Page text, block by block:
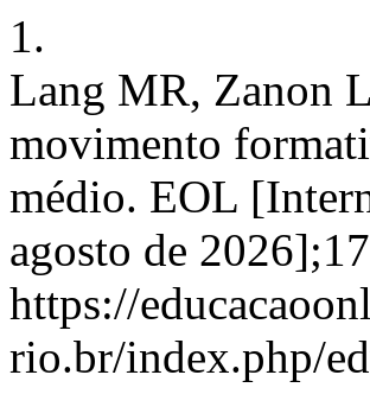
1.
Lang MR, Zanon
movimento
médio. EOL
agosto de
https://
rio.br/index.php/